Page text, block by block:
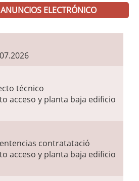
ELECTRÓNICO
técnico
acceso y planta baja edificio
contratatació
acceso y planta baja edificio